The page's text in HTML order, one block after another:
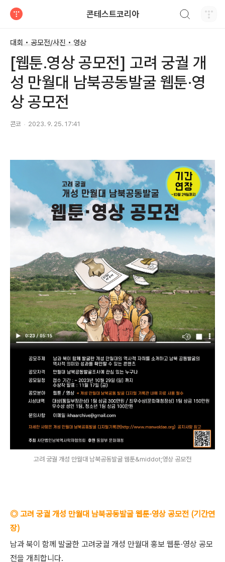
콘테스트코리아
대회 • 공모전/사진 • 영상
[웹툰.영상 공모전] 고려 궁궐 개
성 만월대 남북공동발굴 웹툰·영
상 공모전
콘코 2023. 9. 25. 17:41
고려 궁궐 개성 만월대 남북공동발굴 웹툰&middot;영상 공모전
◎ 고려 궁궐 개성 만월대 남북공동발굴 웹툰·영상 공모전 (기간연
장)
남과 북이 함께 발굴한 고려궁궐 개성 만월대 홍보 웹툰·영상 공모
전을 개최합니다.